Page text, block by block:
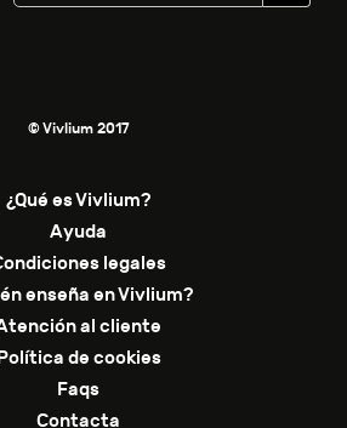
© Vivlium 2017
¿Qué es Vivlium?
Ayuda
legales
enseña en Vivlium?
al cliente
de cookies
Faqs
Contacta